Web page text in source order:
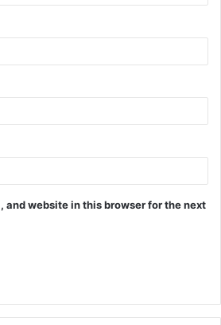
and website in this browser for the next